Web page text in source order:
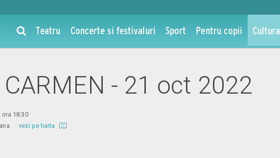
Teatru Concerte si festivaluri Sport Pentru copii Cultura
- 21 oct 2022
18:30
vezi pe harta